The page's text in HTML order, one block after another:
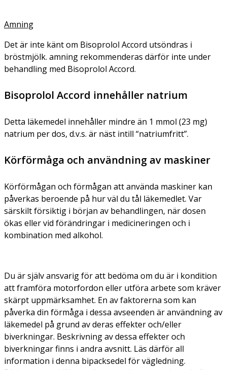
Amning
Det är inte känt om Bisoprolol Accord utsöndras i
bröstmjölk. amning rekommenderas därför inte under
behandling med Bisoprolol Accord.
Bisoprolol Accord innehåller natrium
Detta läkemedel innehåller mindre än 1 mmol (23 mg)
natrium per dos, d.v.s. är näst intill “natriumfritt”.
Körförmåga och användning av maskiner
Körförmågan och förmågan att använda maskiner kan
påverkas beroende på hur väl du tål läkemedlet. Var
särskilt försiktig i början av behandlingen, när dosen
ökas eller vid förändringar i medicineringen och i
kombination med alkohol.
Du är själv ansvarig för att bedöma om du är i kondition
att framföra motorfordon eller utföra arbete som kräver
skärpt uppmärksamhet. En av faktorerna som kan
påverka din förmåga i dessa avseenden är användning av
läkemedel på grund av deras effekter och/eller
biverkningar. Beskrivning av dessa effekter och
biverkningar finns i andra avsnitt. Läs därför all
information i denna bipacksedel för vägledning.